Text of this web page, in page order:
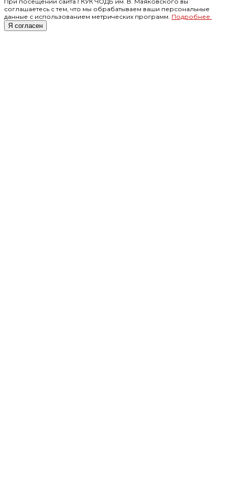
соглашаетесь с тем, что мы обрабатываем ваши персональные
данные с использованием метрических программ. Подробнее.
Я согласен